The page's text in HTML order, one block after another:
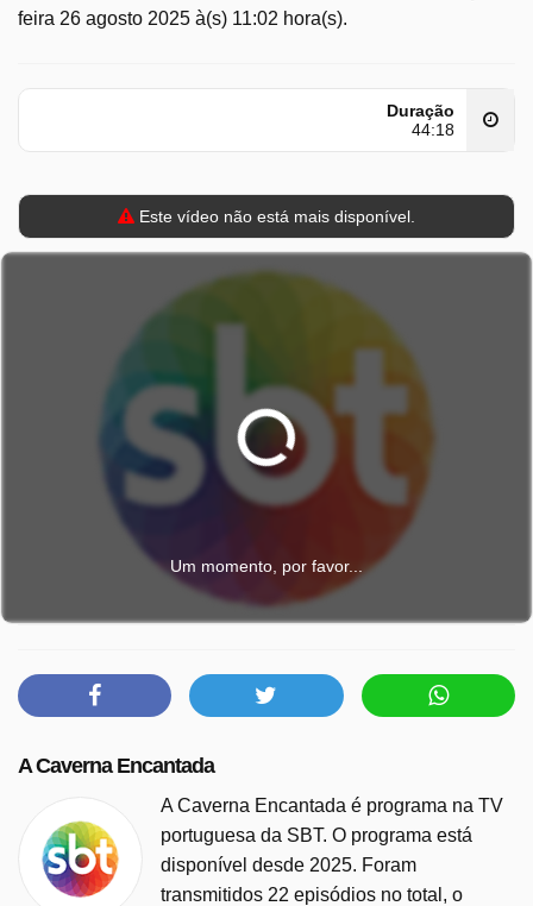
feira 26 agosto 2025 à(s) 11:02 hora(s).
Duração
44:18
Este vídeo não está mais disponível.
Um momento, por favor...
A Caverna Encantada
A Caverna Encantada é programa na TV
portuguesa da SBT. O programa está
disponível desde 2025. Foram
transmitidos 22 episódios no total, o